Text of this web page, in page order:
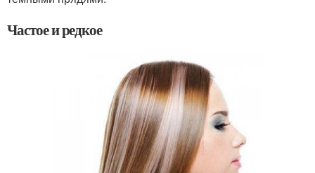
Частое и редкое